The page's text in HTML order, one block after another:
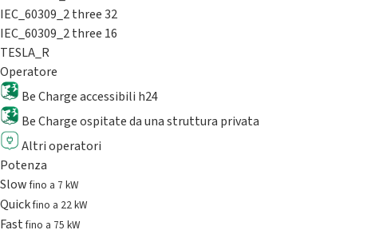
IEC_60309_2 three 32
IEC_60309_2 three 16
TESLA_R
Operatore
Be Charge accessibili h24
Be Charge ospitate da una struttura privata
Altri operatori
Potenza
Slowfino a 7 kW
Quickfino a 22 kW
Fastfino a 75 kW